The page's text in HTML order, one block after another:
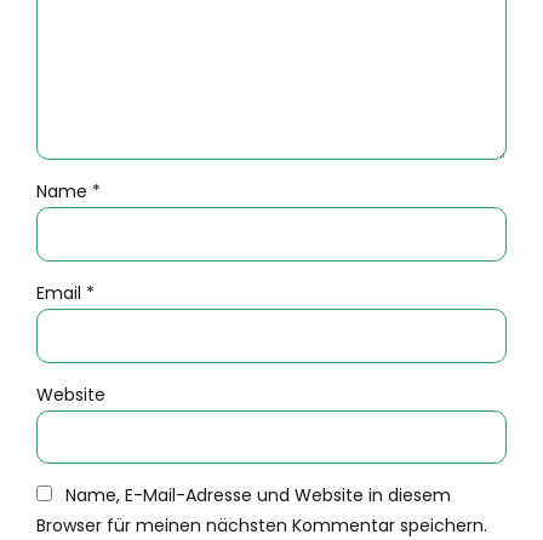
Name *
Email *
Website
Name, E-Mail-Adresse und Website in diesem
Browser für meinen nächsten Kommentar speichern.